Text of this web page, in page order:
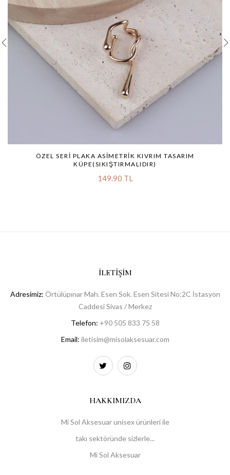
ÖZEL SERI PLAKA ASIMETRIK KIVRIM TASARIM
KÜPE(SIKIŞTIRMALIDIR)
149.90 TL
İLETIŞIM
Adresimiz: Örtülüpınar Mah. Esen Sok. Esen Sitesi No:2C İstasyon
Caddesi Sivas / Merkez
Telefon: +90 505 833 75 58
Email: iletisim@misolaksesuar.com
HAKKIMIZDA
Mi Sol Aksesuar unisex ürünleri ile
takı sektöründe sizlerle...
Mi Sol Aksesuar